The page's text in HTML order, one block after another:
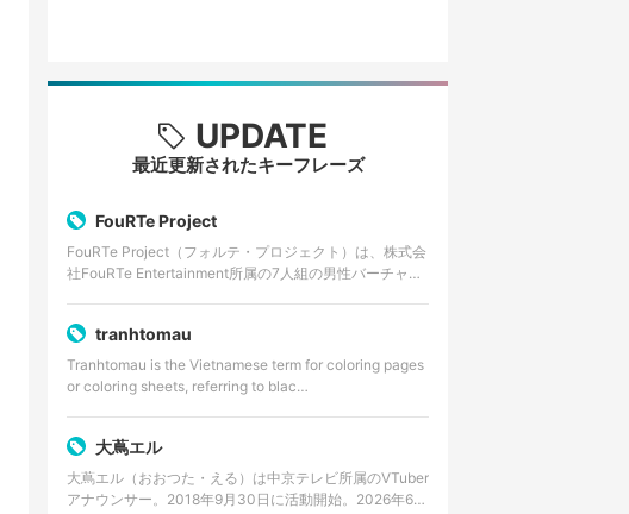
UPDATE
最近更新されたキーフレーズ
FouRTe Project
FouRTe Project（フォルテ・プロジェクト）は、株式会
社FouRTe Entertainment所属の7人組の男性バーチャル
tranhtomau
Tranhtomau is the Vietnamese term for coloring pages
or coloring sheets, referring to blac…
大蔦エル
大蔦エル（おおつた・える）は中京テレビ所属のVTuber
アナウンサー。2018年9月30日に活動開始。2026年6月